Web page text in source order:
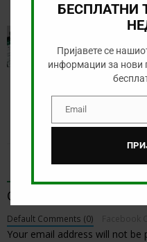
PREVIOUS
Зголемени
Хетафе
Ла Лига 3-то коло:
BE THE FIRST TO
Оставете коментар
Default Comments (0)
Your email address will not be
БЕСПЛАТНИ
Пријавете се
информации за нови
EmailEmail